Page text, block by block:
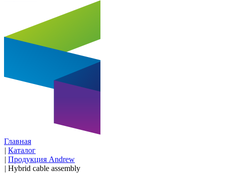
Главная
| Каталог
| Продукция Andrew
| Hybrid cable assembly